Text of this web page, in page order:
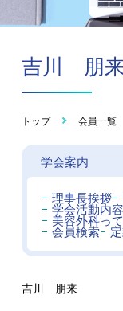
吉川 朋
トップ 会員一覧
学会案内
理事長挨拶
学会活動内容
美容外科っ
会員検索
吉川 朋来